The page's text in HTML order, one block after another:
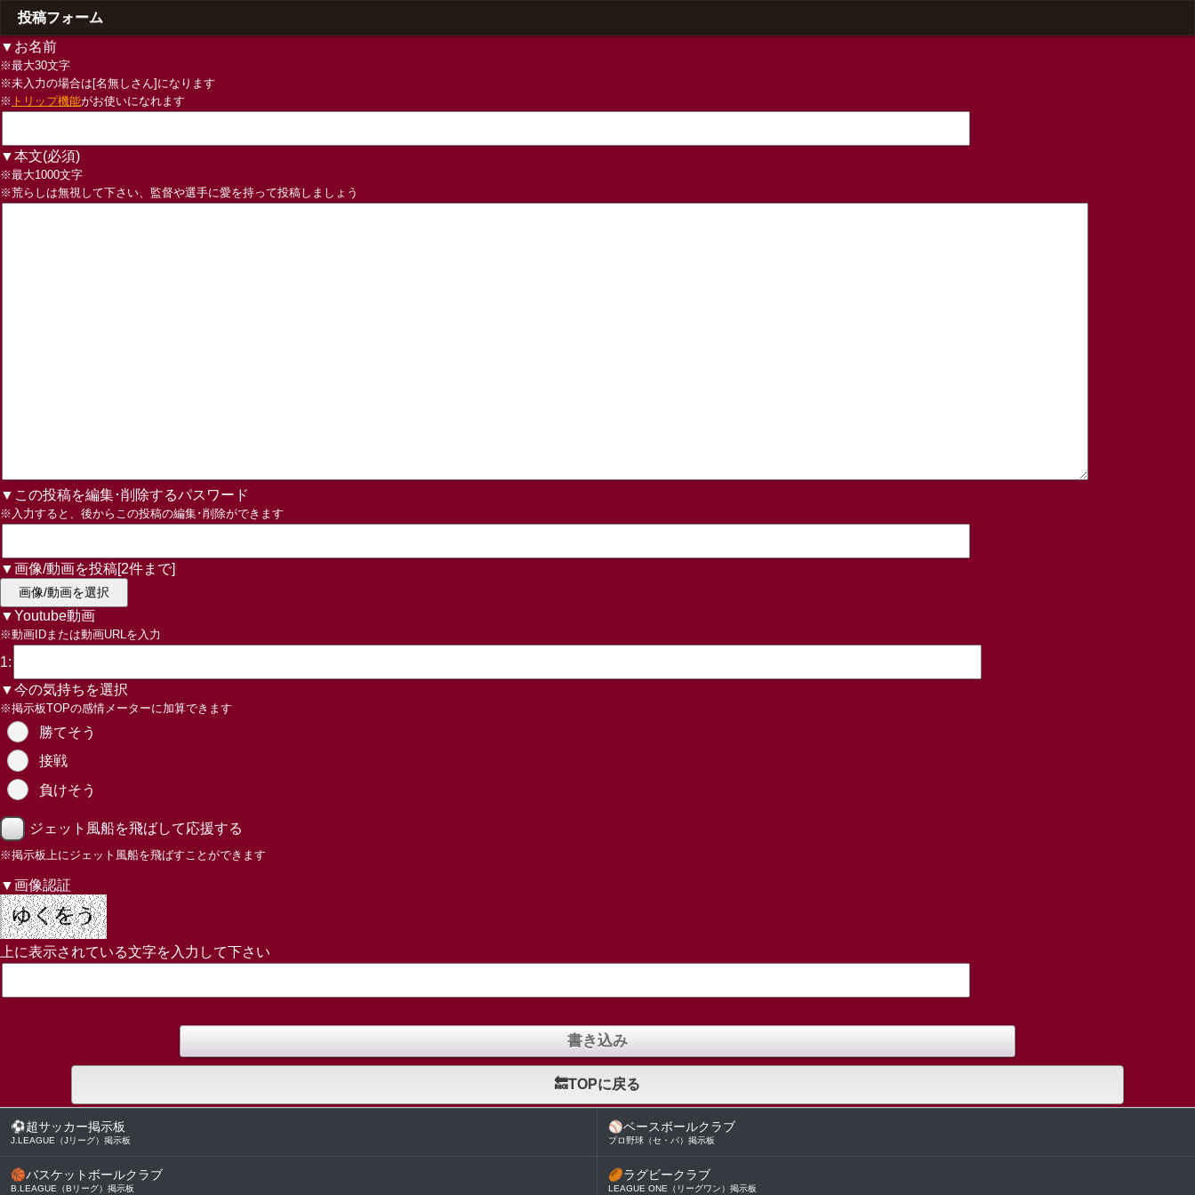
投稿フォーム
▼お名前
※最大30文字
※未入力の場合は[名無しさん]になります
※ トリップ機能がお使いになれます
▼本文(必須)
※最大1000文字
※荒らしは無視して下さい、監督や選手に愛を持って投稿しましょう
▼この投稿を編集･削除するパスワード
※入力すると、後からこの投稿の編集･削除ができます
▼画像/動画を投稿[2件まで]
画像/動画を選択
▼Youtube動画
※動画IDまたは動画URLを入力
1:
▼今の気持ちを選択
※掲示板TOPの感情メーターに加算できます
勝てそう
接戦
負けそう
ジェット風船を飛ばして応援する
※掲示板上にジェット風船を飛ばすことができます
▼画像認証
上に表示されている文字を入力して下さい
🔙TOPに戻る
⚽超サッカー掲示板
J.LEAGUE（Jリーグ）掲示板
⚾ベースボールクラブ
プロ野球（セ・パ）掲示板
🏀バスケットボールクラブ
B.LEAGUE（Bリーグ）掲示板
🏉ラグビークラブ
LEAGUE ONE（リーグワン）掲示板